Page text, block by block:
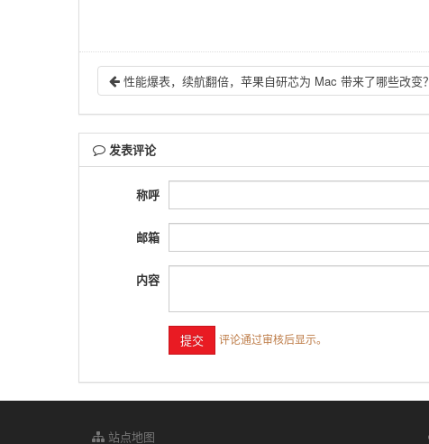
性能爆表，续航翻倍，苹果自研芯为 Mac 带来了哪些改变？
发表评论
称呼
邮箱
内容
评论通过审核后显示。
站点地图